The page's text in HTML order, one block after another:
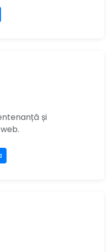
și